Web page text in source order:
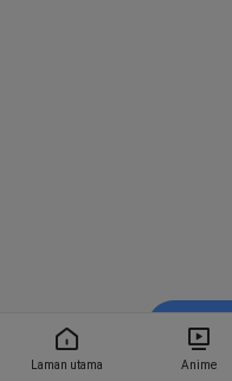
Laman utama Anime